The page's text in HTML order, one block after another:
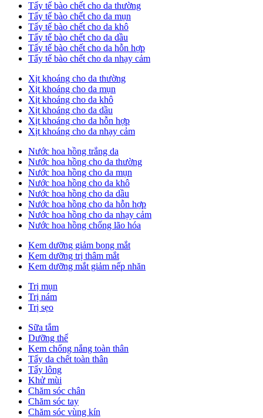
Tẩy tế bào chết cho da thường
Tẩy tế bào chết cho da mụn
Tẩy tế bào chết cho da khô
Tẩy tế bào chết cho da dầu
Tẩy tế bào chết cho da hỗn hợp
Tẩy tế bào chết cho da nhạy cảm
Xịt khoáng cho da thường
Xịt khoáng cho da mụn
Xịt khoáng cho da khô
Xịt khoáng cho da dầu
Xịt khoáng cho da hỗn hợp
Xịt khoáng cho da nhạy cảm
Nước hoa hồng trắng da
Nước hoa hồng cho da thường
Nước hoa hồng cho da mụn
Nước hoa hồng cho da khô
Nước hoa hồng cho da dầu
Nước hoa hồng cho da hỗn hợp
Nước hoa hồng cho da nhạy cảm
Nước hoa hồng chống lão hóa
Kem dưỡng giảm bọng mắt
Kem dưỡng trị thâm mắt
Kem dưỡng mắt giảm nếp nhăn
Trị mụn
Trị nám
Trị sẹo
Sữa tắm
Dưỡng thể
Kem chống nắng toàn thân
Tẩy da chết toàn thân
Tẩy lông
Khử mùi
Chăm sóc chân
Chăm sóc tay
Chăm sóc vùng kín